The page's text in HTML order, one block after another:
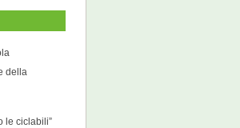
della
le ciclabili”